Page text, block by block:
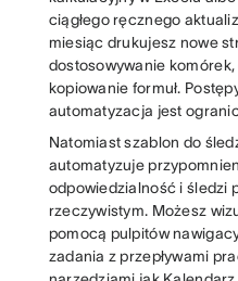
ciągłego ręcznego
miesiąc drukujesz nowe
dostosowywanie
kopiowanie formuł.
automatyzacja jest
Natomiast szablon do
automatyzuje
odpowiedzialność i śledzi
rzeczywistym. Możesz
pomocą pulpitów
zadania z przepływami